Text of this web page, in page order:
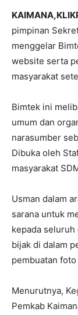
pimpinan
menggelar
website serta
masyarakat
Bimtek ini
umum dan
narasumber
Dibuka oleh
masyarakat
Usman dalam
sarana untuk
kepada
bijak di dalam
pembuatan
Menurutnya,
Pemkab